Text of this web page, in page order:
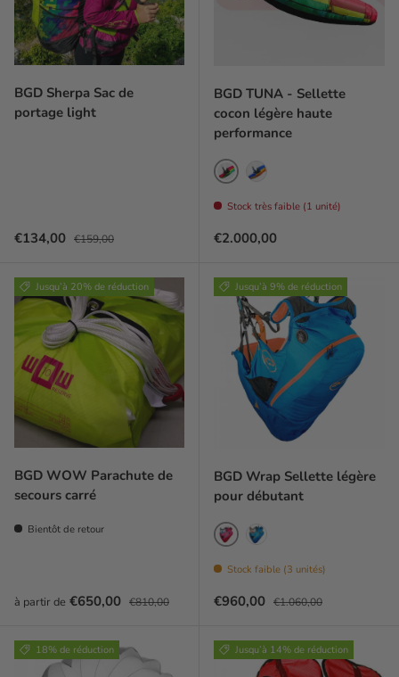
BGD Sherpa Sac de
portage light
Prix soldé
€134,00 Prix habituel
€159,00
BGD TUNA - Sellette
cocon légère haute
performance
Redfin
Stock très faible (1 unité)
Prix habituel
€2.000,00
Jusqu’à 20% de réduction
BGD WOW Parachute de
secours carré
Bientôt de retour
Prix soldé
à partir de €650,00 Prix habituel
€810,00
Jusqu’à 9% de réduction
BGD Wrap Sellette légère
pour débutant
Fire
Stock faible (3 unités)
Prix soldé
€960,00 Prix habituel
€1.060,00
18% de réduction Jusqu’à 14% de réduction